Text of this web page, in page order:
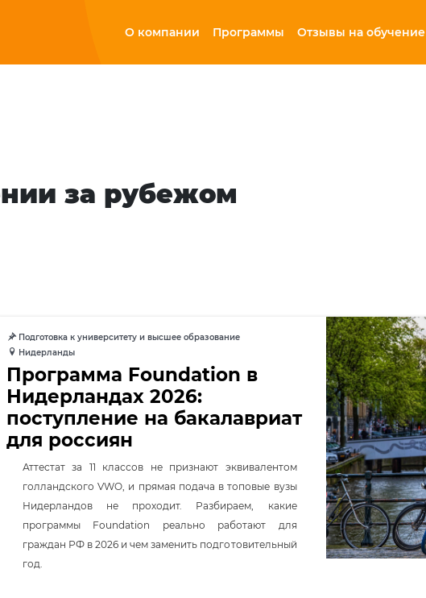
О компании Программы Отзывы на обучение
за рубежом
Подготовка к университету и высшее образование
Нидерланды
Программа Foundation в
Нидерландах 2026:
поступление на бакалавриат
для россиян
Аттестат за 11 классов не признают эквивалентом
голландского VWO, и прямая подача в топовые вузы
Нидерландов не проходит. Разбираем, какие
программы Foundation реально работают для
граждан РФ в 2026 и чем заменить подготовительный
год.